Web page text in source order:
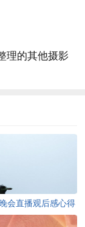
理的其他摄影
会直播观后感心得
共3302字]